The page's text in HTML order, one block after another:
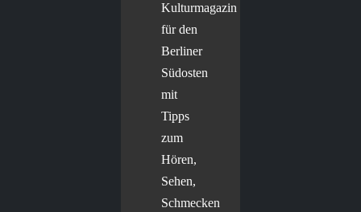
Kulturmagazin
für den
Berliner
Südosten
mit
Tipps
zum
Hören,
Sehen,
Schmecken